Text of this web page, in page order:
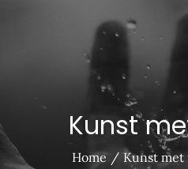
Kunst
Home Kunst